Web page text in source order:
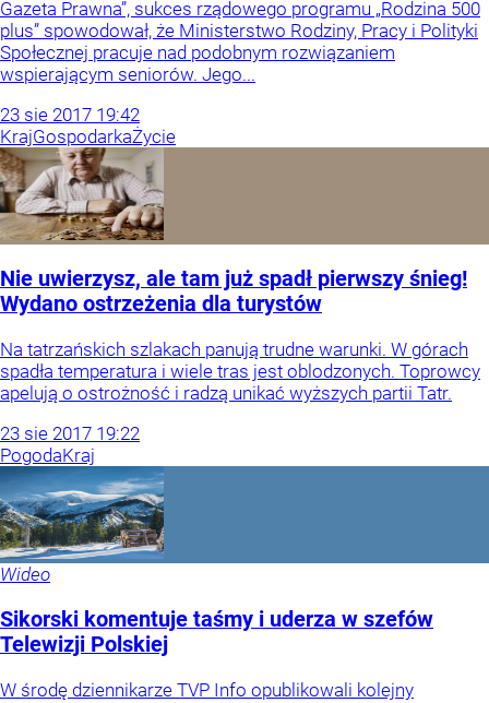
Gazeta Prawna”, sukces rządowego programu „Rodzina 500
plus” spowodował, że Ministerstwo Rodziny, Pracy i Polityki
Społecznej pracuje nad podobnym rozwiązaniem
wspierającym seniorów. Jego...
23 sie 2017 19:42
KrajGospodarkaŻycie
Nie uwierzysz, ale tam już spadł pierwszy śnieg!
Wydano ostrzeżenia dla turystów
Na tatrzańskich szlakach panują trudne warunki. W górach
spadła temperatura i wiele tras jest oblodzonych. Toprowcy
apelują o ostrożność i radzą unikać wyższych partii Tatr.
23 sie 2017 19:22
PogodaKraj
Wideo
Sikorski komentuje taśmy i uderza w szefów
Telewizji Polskiej
W środę dziennikarze TVP Info opublikowali kolejny